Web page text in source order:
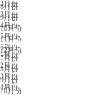
8月份
9月份
10月份
11月份
12月份
2月份
3月份
4月份
5月份
6月份
7月份
8月份
9月份
10月份
武汉展会排期
1月份
2月份
3月份
4月份